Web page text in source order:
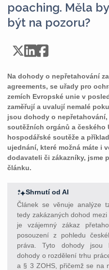
poaching. Měla
být na pozoru?
Na dohody o nepřetahování
agreements, se uřady pro
zemích Evropské unie v
zaměřují a uvalují nemalé
jsou dohody o
soutěžních orgánů a českého
hospodářské soutěže a
ujednání, které možná máte i
dodavateli či zákazníky, jsme
článku.
Shrnutí od AI
Článek se věnuje analýze
tedy zakázaných dohod
je vzájemný zákaz
posouzení z pohledu
práva. Tyto dohody jsou
dohody o rozdělení trhu
a § 3 ZOHS, přičemž se na